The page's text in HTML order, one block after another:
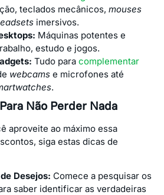
teclados mecânicos, mouses
imersivos.
Máquinas potentes e
estudo e jogos.
Tudo para complementar
webcams e microfones até
.
Não Perder Nada
aproveite ao máximo essa
siga estas dicas de
Desejos: Comece a pesquisar os
saber identificar as verdadeiras